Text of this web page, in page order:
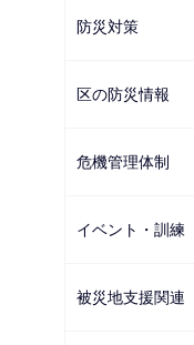
ら防災対策
区の防災情報
危機管理体制
イベント・訓練
被災地支援関連